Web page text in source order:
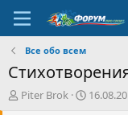
Все обо всем
А
Piter Brok
Д